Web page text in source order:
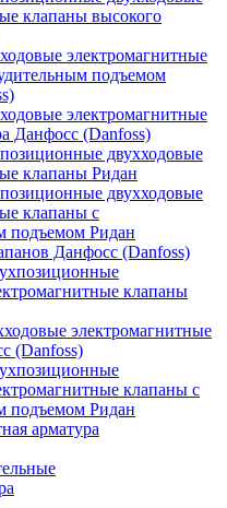
клапаны высокого
электромагнитные
подъемом
электромагнитные
Данфосс (Danfoss)
двухходовые
клапаны Ридан
двухходовые
клапаны с
подъемом Ридан
Данфосс (Danfoss)
клапаны
электромагнитные
(Danfoss)
клапаны с
подъемом Ридан
арматура